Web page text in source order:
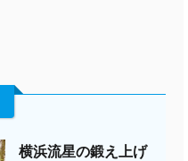
横浜流星の鍛え上げ